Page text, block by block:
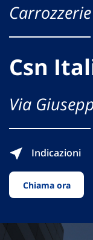
Carrozzerie
Csn
Via
Indicazioni
Chiama ora